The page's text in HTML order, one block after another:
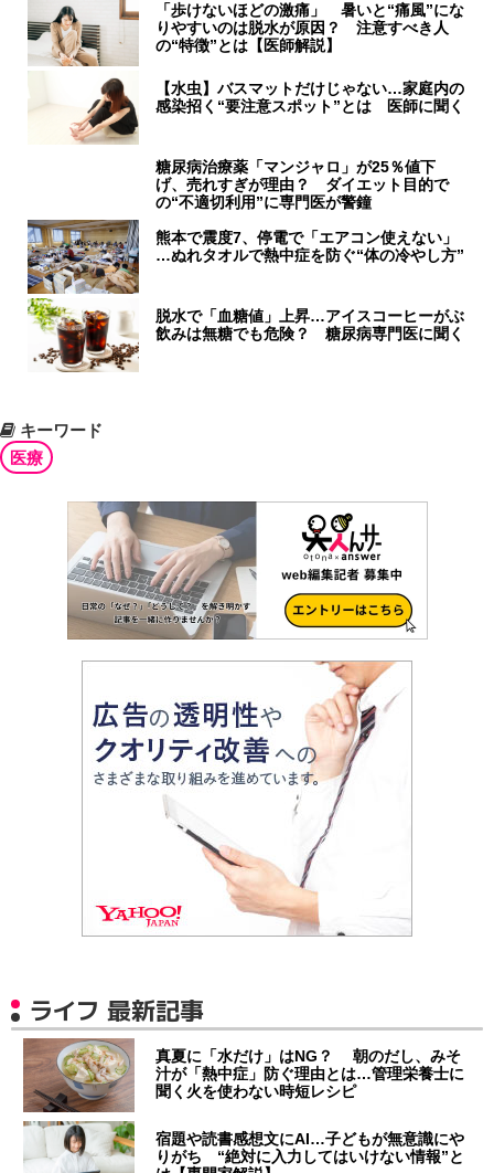
「歩けないほどの激痛」 暑いと“痛風”にな
りやすいのは脱水が原因？ 注意すべき人
の“特徴”とは【医師解説】
【水虫】バスマットだけじゃない…家庭内の
感染招く“要注意スポット”とは 医師に聞く
糖尿病治療薬「マンジャロ」が25％値下
げ、売れすぎが理由？ ダイエット目的で
の“不適切利用”に専門医が警鐘
熊本で震度7、停電で「エアコン使えない」
…ぬれタオルで熱中症を防ぐ“体の冷やし方”
脱水で「血糖値」上昇…アイスコーヒーがぶ
飲みは無糖でも危険？ 糖尿病専門医に聞く
キーワード
医療
ライフ 最新記事
真夏に「水だけ」はNG？ 朝のだし、みそ
汁が「熱中症」防ぐ理由とは…管理栄養士に
聞く火を使わない時短レシピ
宿題や読書感想文にAI…子どもが無意識にや
りがち “絶対に入力してはいけない情報”と